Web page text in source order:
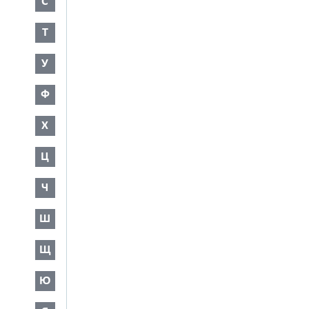
Т
У
Ф
Х
Ц
Ч
Ш
Щ
Ю